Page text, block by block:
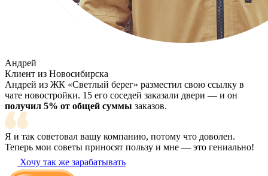
Андрей
Клиент из Новосибирска
Андрей из ЖК «Светлый берег» разместил свою ссылку в
чате новостройки. 15 его соседей заказали двери — и он
получил 5% от общей суммы заказов.
Я и так советовал вашу компанию, потому что доволен.
Теперь мои советы приносят пользу и мне — это гениально!
Хочу так же зарабатывать